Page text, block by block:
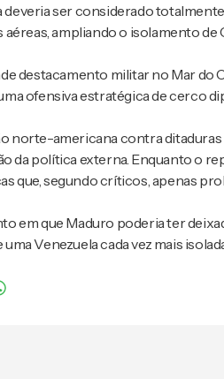
deveria ser considerado
ampliando o isolamento de
destacamento militar no Mar do
ofensiva estratégica de cerco
norte-americana contra
da política externa. Enquanto o
que, segundo críticos, apenas
em que Maduro poderia ter
Venezuela cada vez mais